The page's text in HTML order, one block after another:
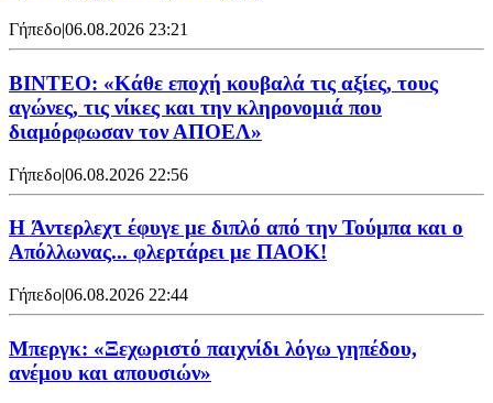
Γήπεδο|06.08.2026 23:21
ΒΙΝΤΕΟ: «Κάθε εποχή κουβαλά τις αξίες, τους
αγώνες, τις νίκες και την κληρονομιά που
διαμόρφωσαν τον ΑΠΟΕΛ»
Γήπεδο|06.08.2026 22:56
H Άντερλεχτ έφυγε με διπλό από την Τούμπα και ο
Απόλλωνας... φλερτάρει με ΠΑΟΚ!
Γήπεδο|06.08.2026 22:44
Μπεργκ: «Ξεχωριστό παιχνίδι λόγω γηπέδου,
ανέμου και απουσιών»